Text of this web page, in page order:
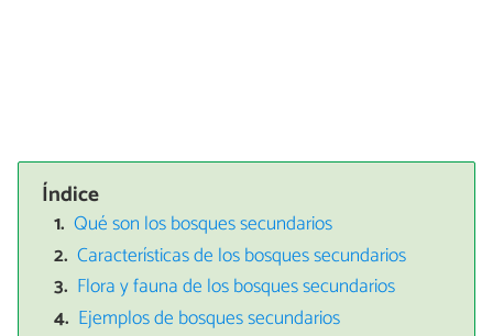
Índice
Qué son los bosques secundarios
Características de los bosques secundarios
Flora y fauna de los bosques secundarios
Ejemplos de bosques secundarios